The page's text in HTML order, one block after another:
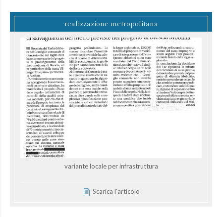
realizzazione metropolitana
variante locale per infrastruttura
Scarica l'articolo